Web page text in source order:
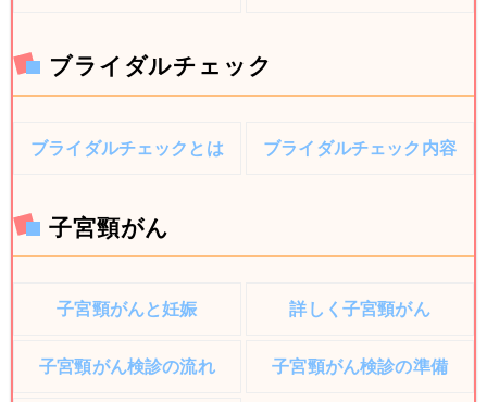
ブライダルチェック
ブライダルチェックとは ブライダルチェック内容
子宮頸がん
子宮頸がんと妊娠 詳しく子宮頸がん
子宮頸がん検診の流れ 子宮頸がん検診の準備